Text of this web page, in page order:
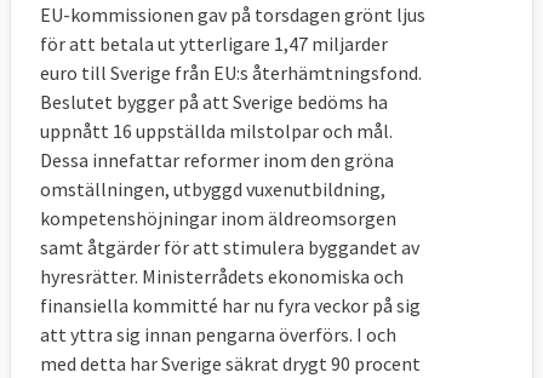
EU-kommissionen gav på torsdagen grönt ljus
för att betala ut ytterligare 1,47 miljarder
euro till Sverige från EU:s återhämtningsfond.
Beslutet bygger på att Sverige bedöms ha
uppnått 16 uppställda milstolpar och mål.
Dessa innefattar reformer inom den gröna
omställningen, utbyggd vuxenutbildning,
kompetenshöjningar inom äldreomsorgen
samt åtgärder för att stimulera byggandet av
hyresrätter. Ministerrådets ekonomiska och
finansiella kommitté har nu fyra veckor på sig
att yttra sig innan pengarna överförs. I och
med detta har Sverige säkrat drygt 90 procent